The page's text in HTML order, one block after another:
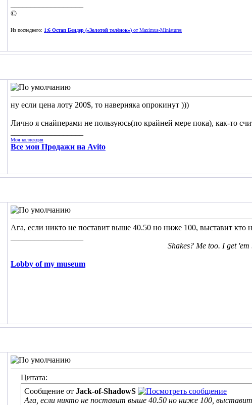
©
Из последнего: 1:6 Остап Бендер («Золотой телёнок») от Maximus-Miniatures
ну если цена лоту 200$, то наверняка опрокинут )))
Лично я снайперами не пользуюсь(по крайней мере пока), как-то
Моя коллекция
Все мои Продажи на Avito
Ага, если никто не поставит выше 40.50 но ниже 100, выставит кто
Shakes? Me too. I get
Lobby of my museum
Цитата:
Сообщение от Jack-of-ShadowS
Ага, если никто не поставит выше 40.50 но ниже 100,